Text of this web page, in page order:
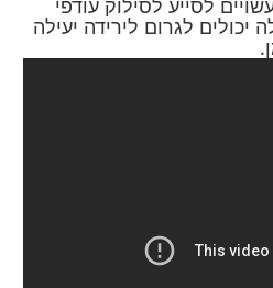
לגרום לירידה יעילה